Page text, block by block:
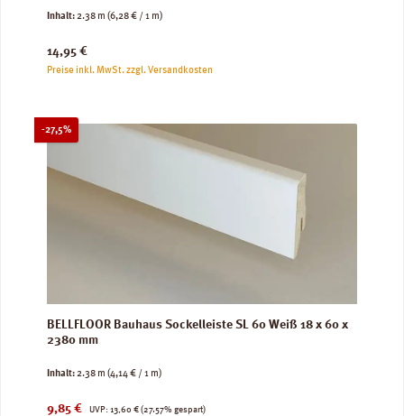
Inhalt:2.38 m (6,28 € / 1 m)
Regulärer Preis:
14,95 €
Preise inkl. MwSt. zzgl. Versandkosten
-27,5%Rabatt
BELLFLOOR Bauhaus Sockelleiste SL 60 Weiß 18 x 60 x
2380 mm
Inhalt:2.38 m (4,14 € / 1 m)
Verkaufspreis:
9,85 € UVP:
Regulärer Preis:
13,60 € (27.57% gespart)